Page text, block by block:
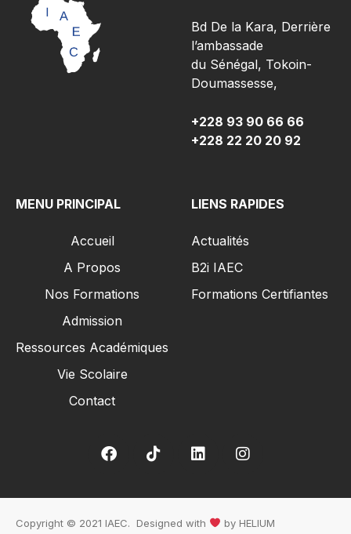
Bd De la Kara, Derrière
l’ambassade
du Sénégal, Tokoin-
Doumassesse,
+228 93 90 66 66
+228 22 20 20 92
MENU PRINCIPAL
Accueil
A Propos
Nos Formations
Admission
Ressources Académiques
Vie Scolaire
Contact
LIENS RAPIDES
Actualités
B2i IAEC
Formations Certifiantes
Copyright © 2021 IAEC. Designed with by HELIUM